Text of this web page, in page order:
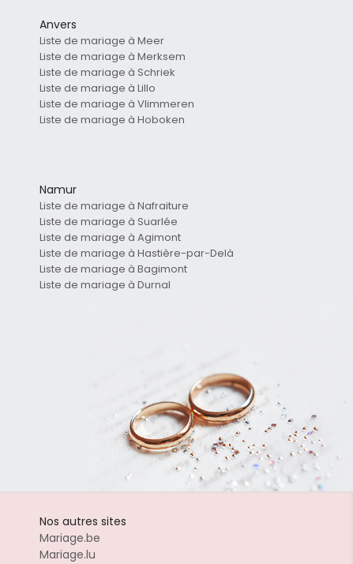
Anvers
Liste de mariage à Meer
Liste de mariage à Merksem
Liste de mariage à Schriek
Liste de mariage à Lillo
Liste de mariage à Vlimmeren
Liste de mariage à Hoboken
Namur
Liste de mariage à Nafraiture
Liste de mariage à Suarlée
Liste de mariage à Agimont
Liste de mariage à Hastière-par-Delà
Liste de mariage à Bagimont
Liste de mariage à Durnal
Nos autres sites
Mariage.be
Mariage.lu